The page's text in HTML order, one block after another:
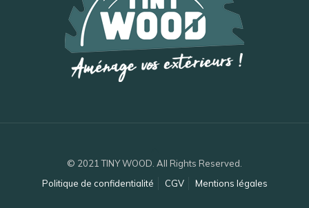
© 2021 TINY WOOD. All Rights Reserved.
Politique de confidentialité
CGV Mentions légales